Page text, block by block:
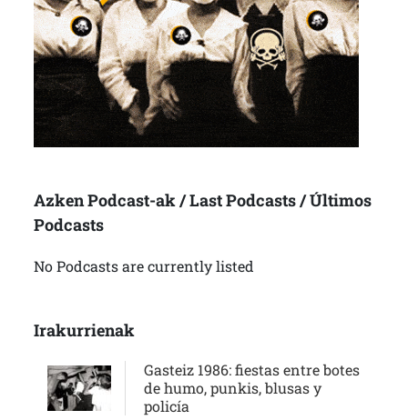
Azken Podcast-ak / Last Podcasts / Últimos
Podcasts
No Podcasts are currently listed
Irakurrienak
Gasteiz 1986: fiestas entre botes
de humo, punkis, blusas y
policía